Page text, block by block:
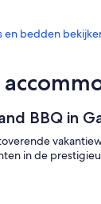
en bedden
BBQ in
in de